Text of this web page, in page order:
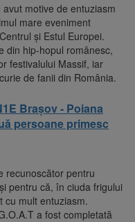
avut motive de entuziasm
mare eveniment
și Estul Europei.
din hip-hopul românesc,
festivalului Massif, iar
de fanii din România.
Brașov - Poiana
persoane primesc
recunoscător pentru
pentru că, în ciuda frigului
cu mult entuziasm.
a fost completată